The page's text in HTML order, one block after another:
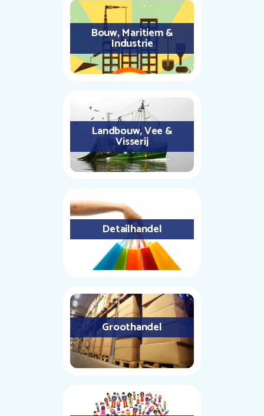
Bouw, Maritiem &
Industrie
Landbouw, Vee &
Visserij
Detailhandel
Groothandel